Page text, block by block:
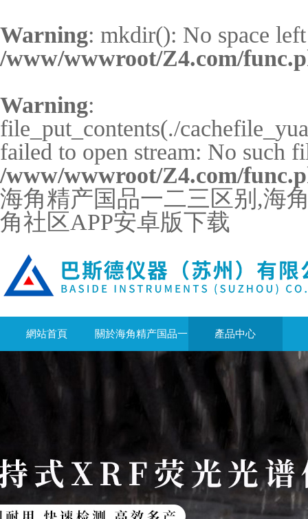
Warning: mkdir(): No space
/www/wwwroot/Z4.com/
Warning:
file_put_contents(./
failed to open stream: No such
/www/wwwroot/Z4.com/
海角精产国品一二三区别,海
角社区APP安卓版下载
網站首頁 關於海角精产国品一 產品中心